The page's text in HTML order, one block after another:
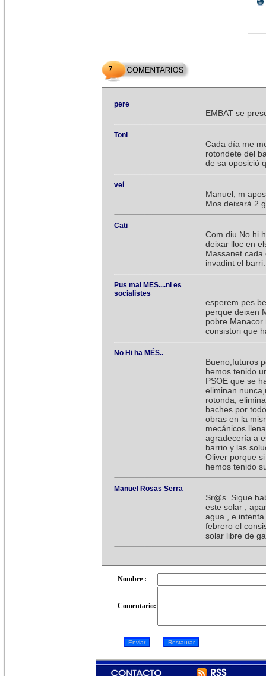
7
pere
EMBAT se
Toni
Cada día me
rotondete del
de sa oposició
veí
Manuel, m
Mos deixarà 2
Cati
Com diu No hi
deixar lloc en
Massanet
invadint el barri.
Pus mai MES....ni es
socialistes
esperem pes
perque deixen
pobre Manacor
consistori que
No Hi ha MÉS..
Bueno,futuros
hemos tenido
PSOE que se
eliminan
rotonda,
baches por
obras en la
mecánicos
agradecería a
barrio y las
Oliver porque
hemos tenido
Manuel Rosas Serra
Sr@s. Sigue
este solar ,
agua , e
febrero el
solar libre de
Nombre :
Comentario: